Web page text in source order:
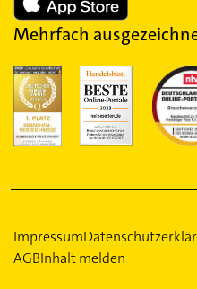
Mehrfach
Impressum
AGBInhalt melden